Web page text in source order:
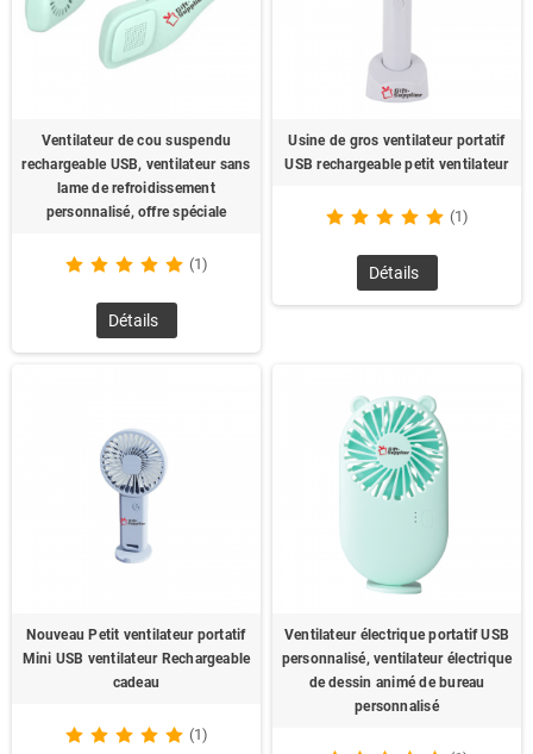
Ventilateur de cou suspendu
rechargeable USB, ventilateur sans
lame de refroidissement
personnalisé, offre spéciale
(1)
Détails
Usine de gros ventilateur portatif
USB rechargeable petit ventilateur
(1)
Détails
Nouveau Petit ventilateur portatif
Mini USB ventilateur Rechargeable
cadeau
(1)
Ventilateur électrique portatif USB
personnalisé, ventilateur électrique
de dessin animé de bureau
personnalisé